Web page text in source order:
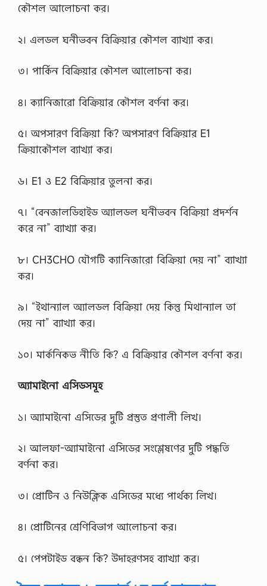
কৌশল আলোচনা কর।
২। এলডল ঘনীভবন বিক্রিয়ার কৌশল ব্যাখ্যা কর।
৩। পার্কিন বিক্রিয়ার কৌশল আলোচনা কর।
৪। ক্যানিজারো বিক্রিয়ার কৌশল বর্ণনা কর।
৫। অপসারণ বিক্রিয়া কি? অপসারণ বিক্রিয়ার E1
ক্রিয়াকৌশল ব্যাখ্যা কর।
৬। E1 ও E2 বিক্রিয়ার তুলনা কর।
৭। “বেনজালডিহাইড অ্যালডল ঘনীভবন বিক্রিয়া প্রদর্শন
করে না” ব্যাখ্যা কর।
৮। CH3CHO যৌগটি ক্যানিজারো বিক্রিয়া দেয় না” ব্যাখ্যা
কর।
৯। “ইথান্যাল অ্যালডল বিক্রিয়া দেয় কিন্তু মিথান্যাল তা
দেয় না” ব্যাখ্যা কর।
১০। মার্কনিকভ নীতি কি? এ বিক্রিয়ার কৌশল বর্ণনা কর।
অ্যামাইনো এসিডসমূহ
১। অ্যামাইনো এসিডের দুটি প্রস্তুত প্রণালী লিখ।
২। আলফা-অ্যামাইনো এসিডের সংশ্লেষণের দুটি পদ্ধতি
বর্ণনা কর।
৩। প্রোটিন ও নিউক্লিক এসিডের মধ্যে পার্থক্য লিখ।
৪। প্রোটিনের শ্রেণিবিভাগ আলোচনা কর।
৫। পেপটাইড বন্ধন কি? উদাহরণসহ ব্যাখ্যা কর।